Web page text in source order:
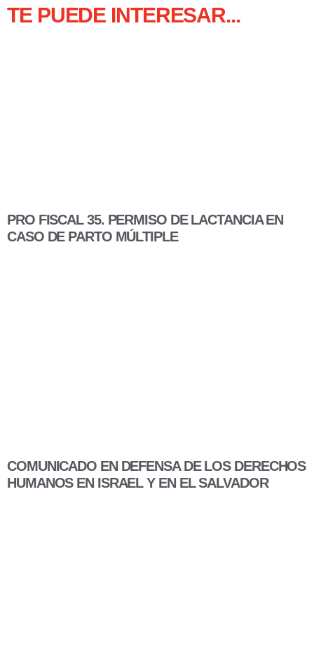
TE PUEDE INTERESAR...
PRO FISCAL 35. PERMISO DE LACTANCIA EN
CASO DE PARTO MÚLTIPLE
COMUNICADO EN DEFENSA DE LOS DERECHOS
HUMANOS EN ISRAEL Y EN EL SALVADOR